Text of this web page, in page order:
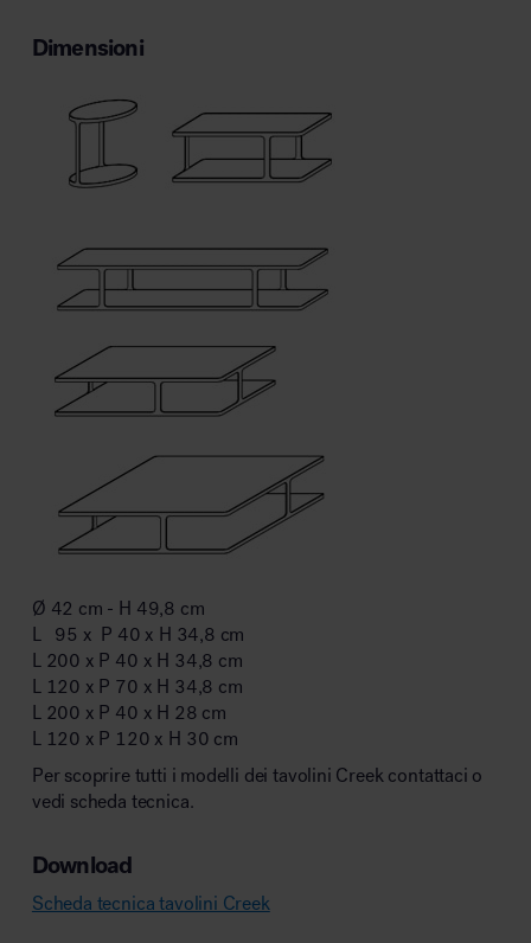
Dimensioni
Ø 42 cm - H 49,8 cm
L 95 x P 40 x H 34,8 cm
L 200 x P 40 x H 34,8 cm
L 120 x P 70 x H 34,8 cm
L 200 x P 40 x H 28 cm
L 120 x P 120 x H 30 cm
Per scoprire tutti i modelli dei tavolini Creek contattaci o
vedi scheda tecnica.
Download
Scheda tecnica tavolini Creek